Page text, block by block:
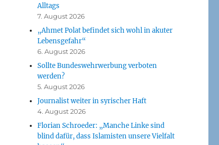
Alltags
7. August 2026
„Ahmet Polat befindet sich wohl in akuter
Lebensgefahr“
6. August 2026
Sollte Bundeswehrwerbung verboten
werden?
5. August 2026
Journalist weiter in syrischer Haft
4. August 2026
Florian Schroeder: „Manche Linke sind
blind dafür, dass Islamisten unsere Vielfalt